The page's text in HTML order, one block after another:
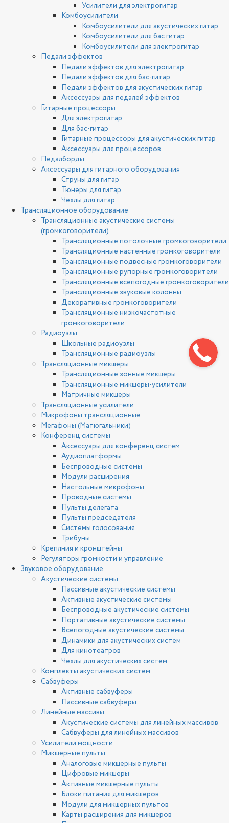
Усилители для электрогитар
Комбоусилители
Комбоусилители для акустических гитар
Комбоусилители для бас гитар
Комбоусилители для электрогитар
Педали эффектов
Педали эффектов для электрогитар
Педали эффектов для бас-гитар
Педали эффектов для акустических гитар
Аксессуары для педалей эффектов
Гитарные процессоры
Для электрогитар
Для бас-гитар
Гитарные процессоры для акустических гитар
Аксессуары для процессоров
Педалборды
Аксессуары для гитарного оборудования
Струны для гитар
Тюнеры для гитар
Чехлы для гитар
Трансляционное оборудование
Трансляционные акустические системы
(громкоговорители)
Трансляционные потолочные громкоговорители
Трансляционные настенные громкоговорители
Трансляционные подвесные громкоговорители
Трансляционные рупорные громкоговорители
Трансляционные всепогодные громкоговорители
Трансляционные звуковые колонны
Декоративные громкоговорители
Трансляционные низкочастотные
громкоговорители
Радиоузлы
Школьные радиоузлы
Трансляционные радиоузлы
Трансляционные микшеры
Трансляционные зонные микшеры
Трансляционные микшеры-усилители
Матричные микшеры
Трансляционные усилители
Микрофоны трансляционные
Мегафоны (Матюгальники)
Конференц системы
Аксессуары для конференц систем
Аудиоплатформы
Беспроводные системы
Модули расширения
Настольные микрофоны
Проводные системы
Пульты делегата
Пульты председателя
Системы голосования
Трибуны
Креплния и кронштейны
Регуляторы громкости и управление
Звуковое оборудование
Акустические системы
Пассивные акустические системы
Активные акустические системы
Беспроводные акустические системы
Портативные акустические системы
Всепогодные акустические системы
Динамики для акустических систем
Для кинотеатров
Чехлы для акустических систем
Комплекты акустических систем
Сабвуферы
Активные сабвуферы
Пассивные сабвуферы
Линейные массивы
Акустические системы для линейных массивов
Сабвуферы для линейных массивов
Усилители мощности
Микшерные пульты
Аналоговые микшерные пульты
Цифровые микшеры
Активные микшерные пульты
Блоки питания для микшеров
Модули для микшерных пультов
Карты расширения для микшеров